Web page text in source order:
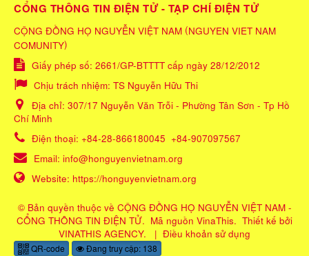
CỔNG THÔNG TIN ĐIỆN TỬ - TẠP CHÍ ĐIỆN TỬ
CỘNG ĐỒNG HỌ NGUYỄN VIỆT NAM (NGUYEN VIET NAM
COMUNITY)
Giấy phép số: 2661/GP-BTTTT cấp ngày 28/12/2012
Chịu trách nhiệm: TS Nguyễn Hữu Thi
Địa chỉ: 307/17 Nguyễn Văn Trỗi - Phường Tân Sơn - Tp Hồ
Chí Minh
Điện thoại: +84-28-866180045 +84-907097567
Email: info@honguyenvietnam.org
Website: https://honguyenvietnam.org
© Bản quyền thuộc về CỘNG ĐỒNG HỌ NGUYỄN VIỆT NAM -
CỔNG THÔNG TIN ĐIỆN TỬ. Mã nguồn VinaThis. Thiết kế bởi
VINATHIS AGENCY. | Điều khoản sử dụng
QR-code Đang truy cập: 138